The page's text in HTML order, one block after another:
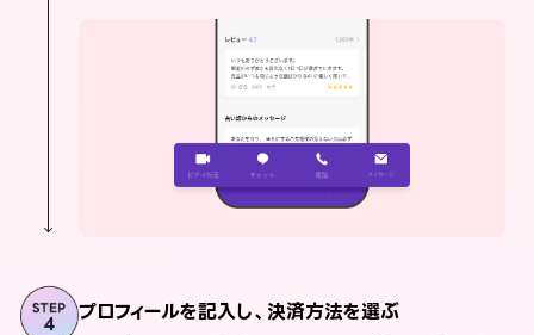
プロフィールを記入し、決済方法を選ぶ